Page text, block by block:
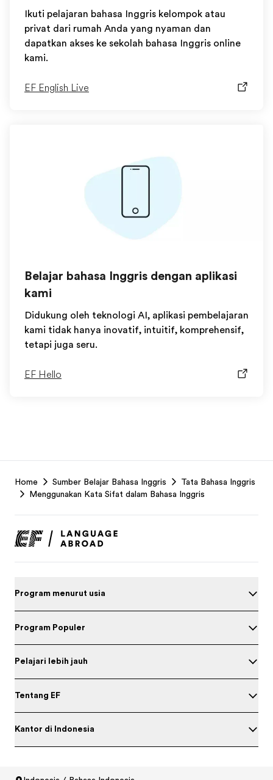
Ikuti pelajaran bahasa Inggris kelompok atau
privat dari rumah Anda yang nyaman dan
dapatkan akses ke sekolah bahasa Inggris online
kami.
EF English Live
Belajar bahasa Inggris dengan aplikasi
kami
Didukung oleh teknologi AI, aplikasi pembelajaran
kami tidak hanya inovatif, intuitif, komprehensif,
tetapi juga seru.
EF Hello
Footer
Home Sumber Belajar Bahasa Inggris
Tata Bahasa Inggris
Menggunakan Kata Sifat dalam Bahasa Inggris
Program menurut usia
Program Populer
Pelajari lebih jauh
Tentang EF
Kantor di Indonesia